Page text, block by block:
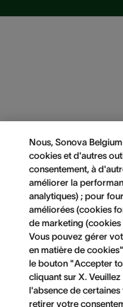
Nous, Sonova
cookies et d'autres
consentement, à
améliorer la
analytiques) ; pour
améliorées (cookies
de marketing
Vous pouvez gérer
en matière de
le bouton "Accepter
cliquant sur X.
l'absence de
retirer votre